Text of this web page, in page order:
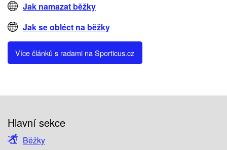
Jak namazat běžky
Jak se obléct na běžky
Více článků s radami na Sporticus.cz
Hlavní sekce
Běžky